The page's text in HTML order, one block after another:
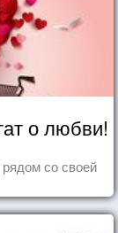
о любви!
со своей